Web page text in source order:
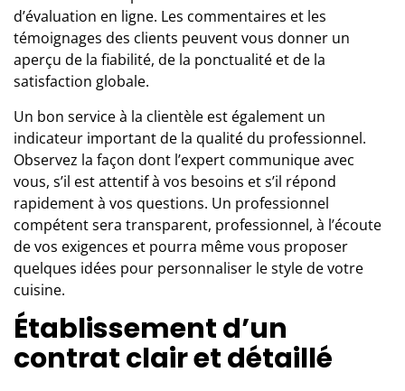
d’évaluation en ligne. Les commentaires et les
témoignages des clients peuvent vous donner un
aperçu de la fiabilité, de la ponctualité et de la
satisfaction globale.
Un bon service à la clientèle est également un
indicateur important de la qualité du professionnel.
Observez la façon dont l’expert communique avec
vous, s’il est attentif à vos besoins et s’il répond
rapidement à vos questions. Un professionnel
compétent sera transparent, professionnel, à l’écoute
de vos exigences et pourra même vous proposer
quelques idées pour personnaliser le style de votre
cuisine.
Établissement d’un
contrat clair et détaillé